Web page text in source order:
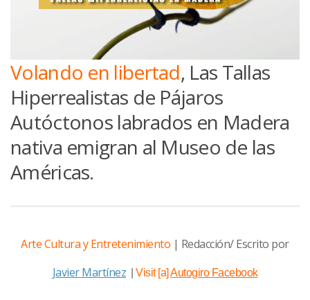
Volando en libertad, Las Tallas
Hiperrealistas de Pájaros
Autóctonos labrados en Madera
nativa emigran al Museo de las
Américas.
Arte Cultura y Entretenimiento | Redacción/ Escrito por
Javier Martínez
Visit [a] Autogiro Facebook